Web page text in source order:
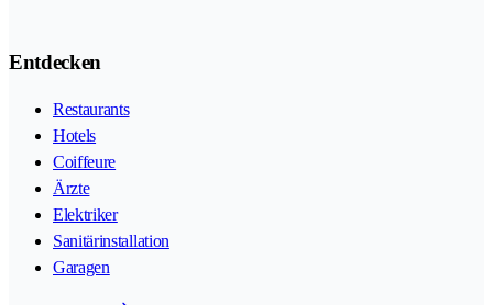
Entdecken
Restaurants
Hotels
Coiffeure
Ärzte
Elektriker
Sanitärinstallation
Garagen